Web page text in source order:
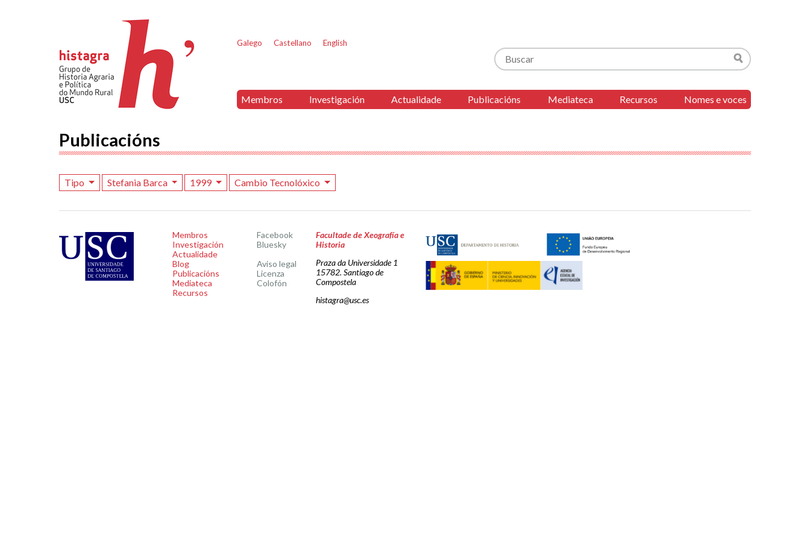
Galego Castellano English
Buscar
Buscar
Membros Investigación Actualidade Publicacións Mediateca Recursos Nomes e voces
Publicacións
Tipo Stefania Barca 1999 Cambio Tecnolóxico
Membros
Investigación
Actualidade
Blog
Publicacións
Mediateca
Recursos
Facebook
Bluesky
Aviso legal
Licenza
Colofón
Facultade de Xeografía e
Historia
Praza da Universidade 1
15782. Santiago de
Compostela
histagra@usc.es